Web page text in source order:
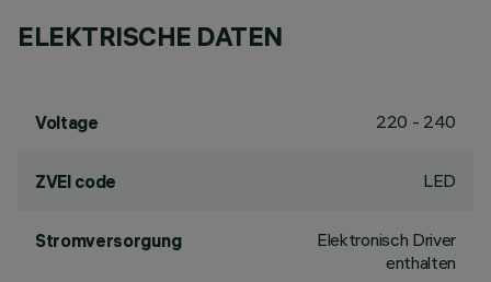
ELEKTRISCHE DATEN
Voltage 220 - 240
ZVEI code LED
Stromversorgung
Elektronisch Driver
enthalten